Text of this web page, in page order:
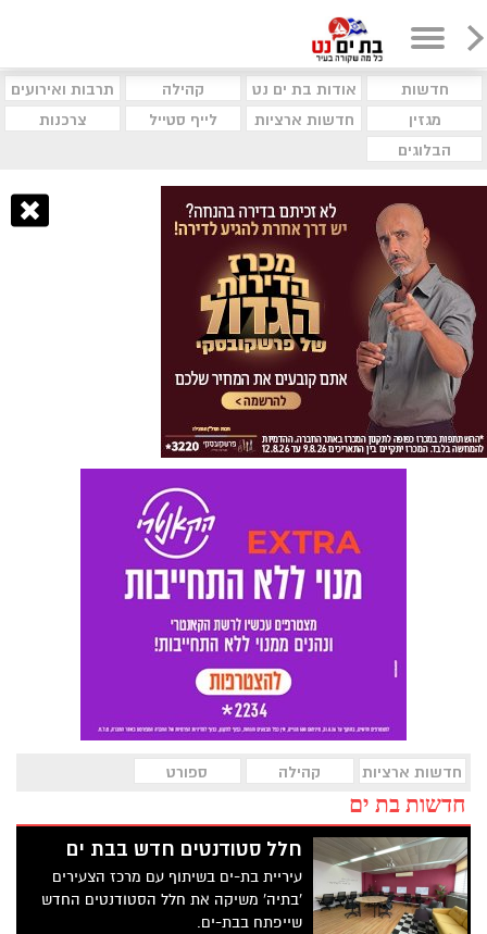
חדשות אודות בת ים נט קהילה
תרבות ואירועים
מגזין
חדשות ארציות לייף סטייל
צרכנות
הבלוגים
חדשות ארציות קהילה ספורט
חדשות בת ים
חלל סטודנטים חדש בבת ים
עיריית בת-ים בשיתוף עם מרכז הצעירים
'בתיה' משיקה את חלל הסטודנטים החדש
שייפתח בבת-ים.